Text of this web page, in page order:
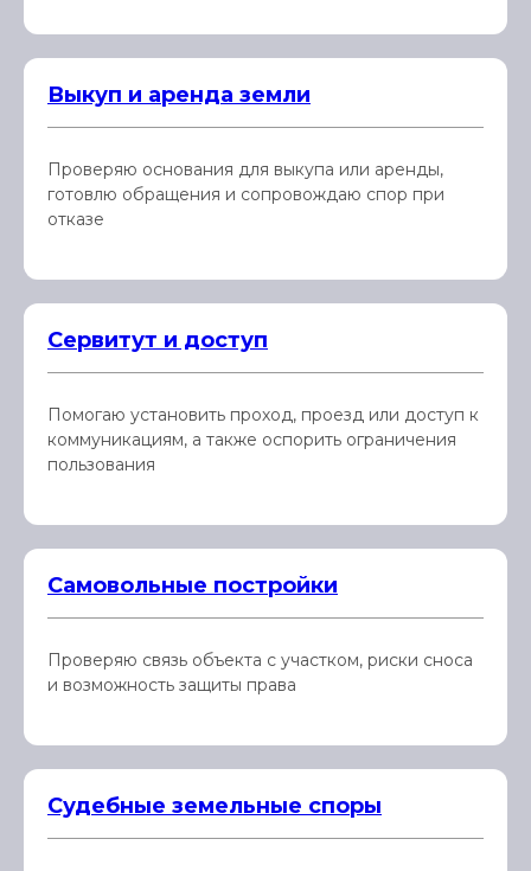
Выкуп и аренда земли
Проверяю основания для выкупа или аренды,
готовлю обращения и сопровождаю спор при
отказе
Сервитут и доступ
Помогаю установить проход, проезд или доступ к
коммуникациям, а также оспорить ограничения
пользования
Самовольные постройки
Проверяю связь объекта с участком, риски сноса
и возможность защиты права
Судебные земельные споры